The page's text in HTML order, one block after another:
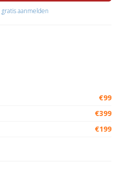
gratis aanmelden
€99
€399
€199